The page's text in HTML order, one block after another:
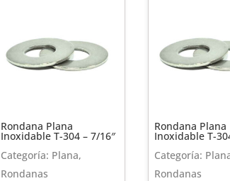
Rondana Plana
Inoxidable T-304 – 7/16″
Categoría: Plana,
Rondanas
Rondana Plana
Inoxidable T-
Categoría:
Rondanas